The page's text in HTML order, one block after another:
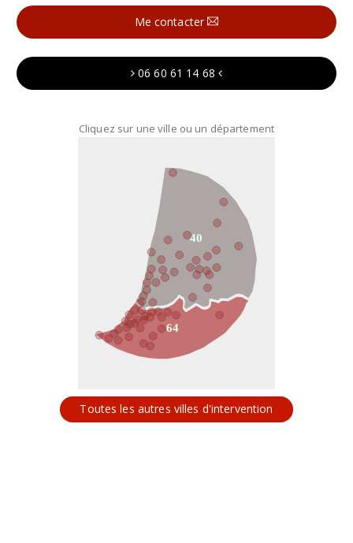
Me contacter
06 60 61 14 68
Cliquez sur une ville ou un département
64
40
Toutes les autres villes d'intervention